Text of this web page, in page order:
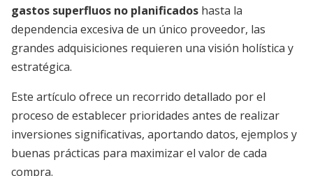
gastos superfluos no planificados hasta la
dependencia excesiva de un único proveedor, las
grandes adquisiciones requieren una visión holística y
estratégica.
Este artículo ofrece un recorrido detallado por el
proceso de establecer prioridades antes de realizar
inversiones significativas, aportando datos, ejemplos y
buenas prácticas para maximizar el valor de cada
compra.